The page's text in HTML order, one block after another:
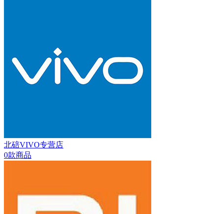
北碚VIVO专营店
0款商品